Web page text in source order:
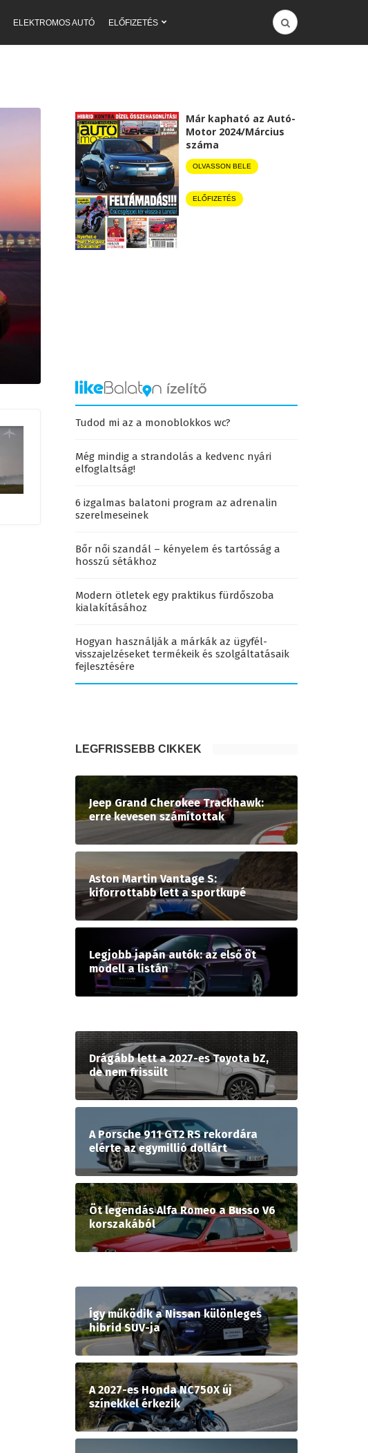
ELEKTROMOS AUTÓ ELŐFIZETÉS
Már kapható az Autó-
Motor 2024/Március
száma
OLVASSON BELE
ELŐFIZETÉS
Tudod mi az a monoblokkos wc?
Még mindig a strandolás a kedvenc nyári
elfoglaltság!
6 izgalmas balatoni program az adrenalin
szerelmeseinek
Bőr női szandál – kényelem és tartósság a
hosszú sétákhoz
Modern ötletek egy praktikus fürdőszoba
kialakításához
Hogyan használják a márkák az ügyfél-
visszajelzéseket termékeik és szolgáltatásaik
fejlesztésére
LEGFRISSEBB CIKKEK
Jeep Grand Cherokee Trackhawk:
erre kevesen számítottak
Aston Martin Vantage S:
kiforrottabb lett a sportkupé
Legjobb japán autók: az első öt
modell a listán
Drágább lett a 2027-es Toyota bZ,
de nem frissült
A Porsche 911 GT2 RS rekordára
elérte az egymillió dollárt
Öt legendás Alfa Romeo a Busso V6
korszakából
Így működik a Nissan különleges
hibrid SUV-ja
A 2027-es Honda NC750X új
színekkel érkezik